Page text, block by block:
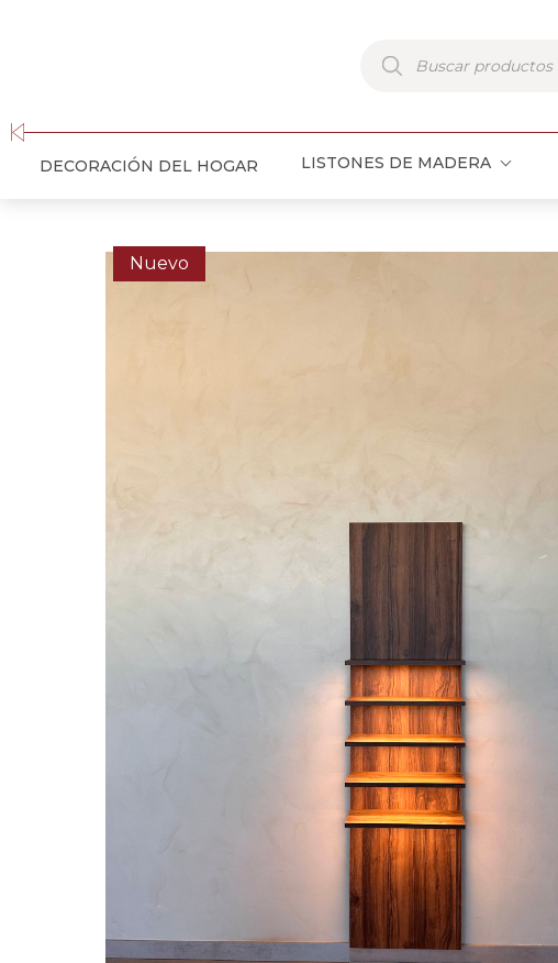
productos
DECORACIÓN DEL HOGAR LISTONES DE MADERA
Nuevo